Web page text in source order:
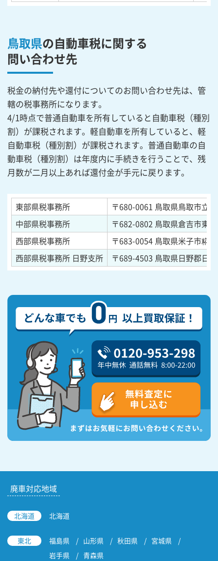
鳥取県の自動車税に関する
問い合わせ先
税金の納付先や還付についてのお問い合わせ先は、管
轄の税事務所になります。
4/1時点で普通自動車を所有していると自動車税（種別
割）が課税されます。軽自動車を所有していると、軽
自動車税（種別割）が課税されます。普通自動車の自
動車税（種別割）は年度内に手続きを行うことで、残
月数が二月以上あれば還付金が手元に戻ります。
東部県税事務所 〒680-0061 鳥取県鳥取市立
中部県税事務所
〒682-0802 鳥取県倉吉市東
西部県税事務所
〒683-0054 鳥取県米子市糀
西部県税事務所 日野支所
〒689-4503 鳥取県日野郡日
廃車対応地域
北海道 北海道
東北 福島県 山形県 秋田県
宮城県
岩手県
青森県